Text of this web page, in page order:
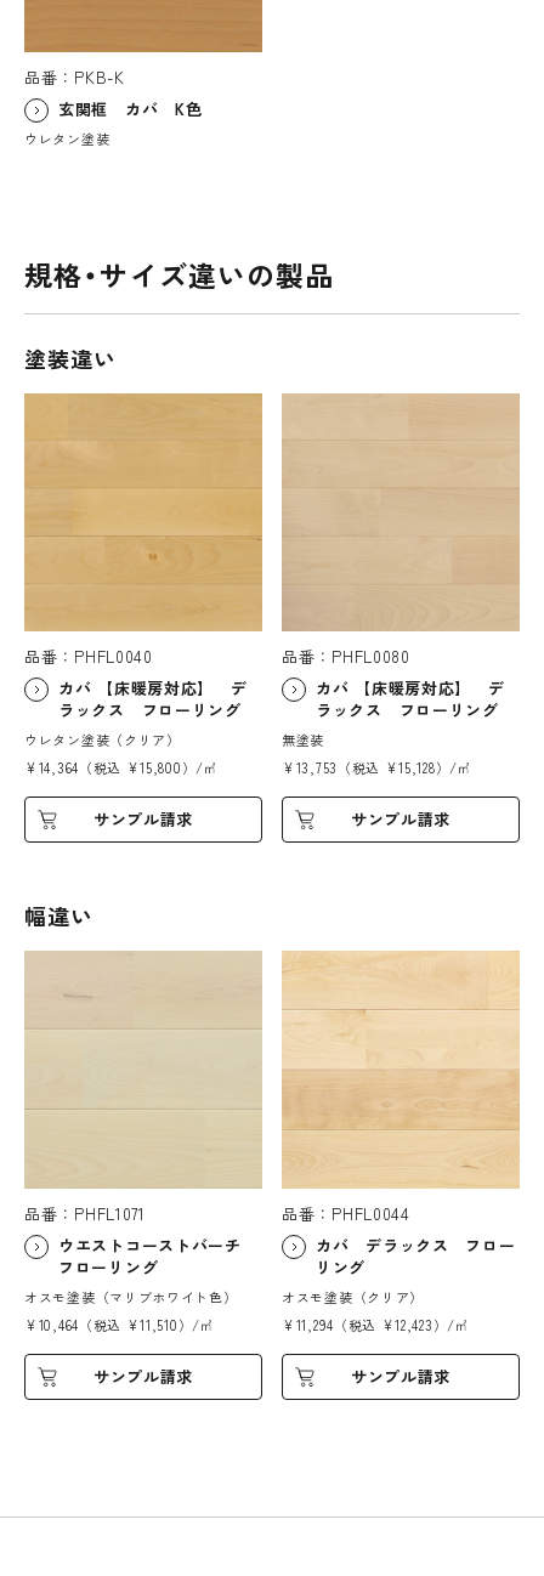
品番：PKB-K
玄関框 カバ K色
ウレタン塗装
規格・サイズ違いの製品
塗装違い
品番：PHFL0040
カバ 【床暖房対応】 デ
ラックス フローリング
ウレタン塗装（クリア）
¥14,364（税込 ¥15,800）/㎡
サンプル請求
品番：PHFL0080
カバ 【床暖房対応】 デ
ラックス フローリング
無塗装
¥13,753（税込 ¥15,128）/㎡
サンプル請求
幅違い
品番：PHFL1071
ウエストコーストバーチ
フローリング
オスモ塗装（マリブホワイト色）
¥10,464（税込 ¥11,510）/㎡
サンプル請求
品番：PHFL0044
カバ デラックス フロー
リング
オスモ塗装（クリア）
¥11,294（税込 ¥12,423）/㎡
サンプル請求